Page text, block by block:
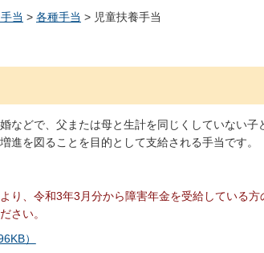
当 > 各種手当 > 児童扶養手当
などで、父または母と生計を同じくしていない
進を図ることを目的として支給される手当です。
り、令和3年3月分から障害年金を受給している
さい。
）